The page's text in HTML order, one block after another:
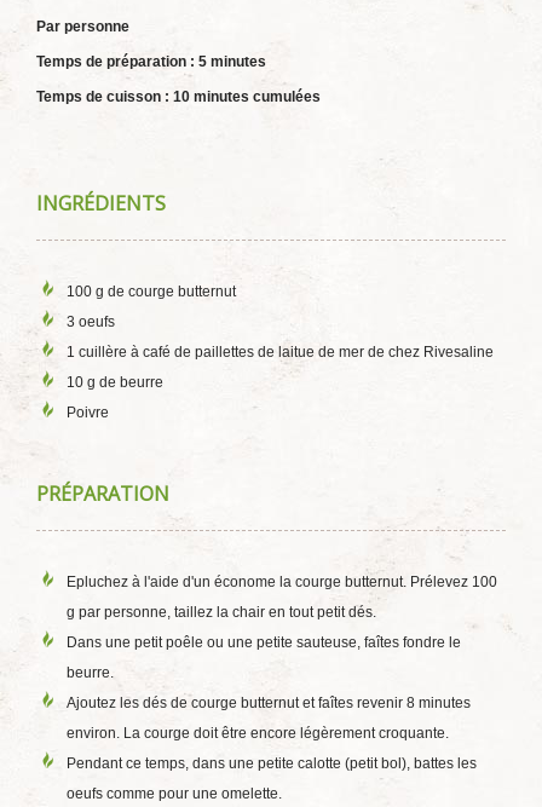
Par personne
Temps de préparation : 5 minutes
Temps de cuisson : 10 minutes cumulées
INGRÉDIENTS
100 g de courge butternut
3 oeufs
1 cuillère à café de paillettes de laitue de mer de chez Rivesaline
10 g de beurre
Poivre
PRÉPARATION
Epluchez à l'aide d'un économe la courge butternut. Prélevez 100
g par personne, taillez la chair en tout petit dés.
Dans une petit poêle ou une petite sauteuse, faîtes fondre le
beurre.
Ajoutez les dés de courge butternut et faîtes revenir 8 minutes
environ. La courge doit être encore légèrement croquante.
Pendant ce temps, dans une petite calotte (petit bol), battes les
oeufs comme pour une omelette.